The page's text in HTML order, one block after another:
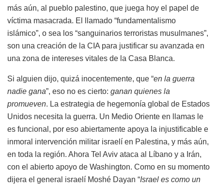
más aún, al pueblo palestino, que juega hoy el papel de
víctima masacrada. El llamado “fundamentalismo
islámico”, o sea los “sanguinarios terroristas musulmanes”,
son una creación de la CIA para justificar su avanzada en
una zona de intereses vitales de la Casa Blanca.
Si alguien dijo, quizá inocentemente, que “en la guerra
nadie gana”, eso no es cierto: ganan quienes la
promueven. La estrategia de hegemonía global de Estados
Unidos necesita la guerra. Un Medio Oriente en llamas le
es funcional, por eso abiertamente apoya la injustificable e
inmoral intervención militar israelí en Palestina, y más aún,
en toda la región. Ahora Tel Aviv ataca al Líbano y a Irán,
con el abierto apoyo de Washington. Como en su momento
dijera el general israelí Moshé Dayan “Israel es como un